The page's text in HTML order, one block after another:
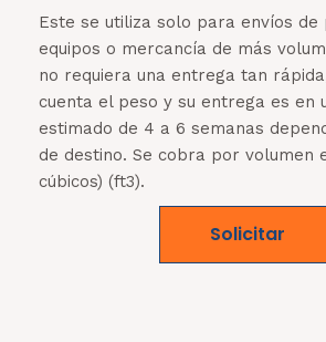
Este se utiliza solo para envíos de
equipos o mercancía de más
no requiera una entrega tan
cuenta el peso y su entrega es en
estimado de 4 a 6 semanas
de destino. Se cobra por volumen
cúbicos) (ft3).
Solicitar